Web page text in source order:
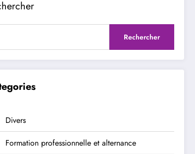
Rechercher
Divers
Formation professionnelle et alternance